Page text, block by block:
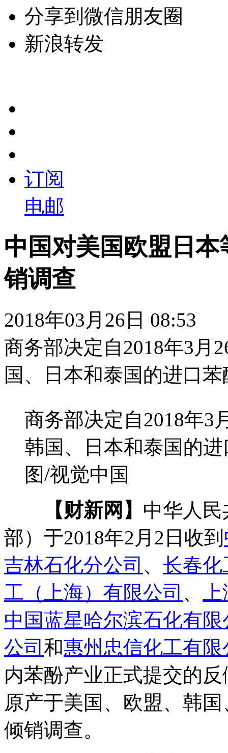
分享到微信朋友圈
新浪转发
订阅
电邮
中国对美国欧盟日
销调查
2018年03月26日 08:53
商务部决定自2018年3月
国、日本和泰国的进口
商务部决定自2018年3
韩国、日本和泰国的
图/视觉中国
【财新网】 中华人
部）于2018年2月2日收到
吉林石化分公司 、 长春化
工（上海）有限公司 、
中国蓝星哈尔滨石化有限
公司 和惠州忠信化工有限
内苯酚产业正式提交的
原产于美国、欧盟、韩
倾销调查。